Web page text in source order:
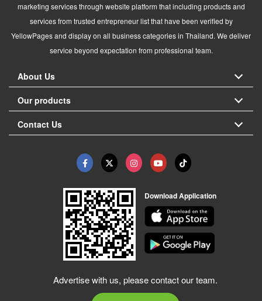
marketing services through website platform that including products and
services from trusted entrepreneur list that have been verified by
YellowPages and display on all business categories in Thailand. We deliver
service beyond expectation from professional team.
About Us
Our products
Contact Us
Download Application
Advertise with us, please contact our team.